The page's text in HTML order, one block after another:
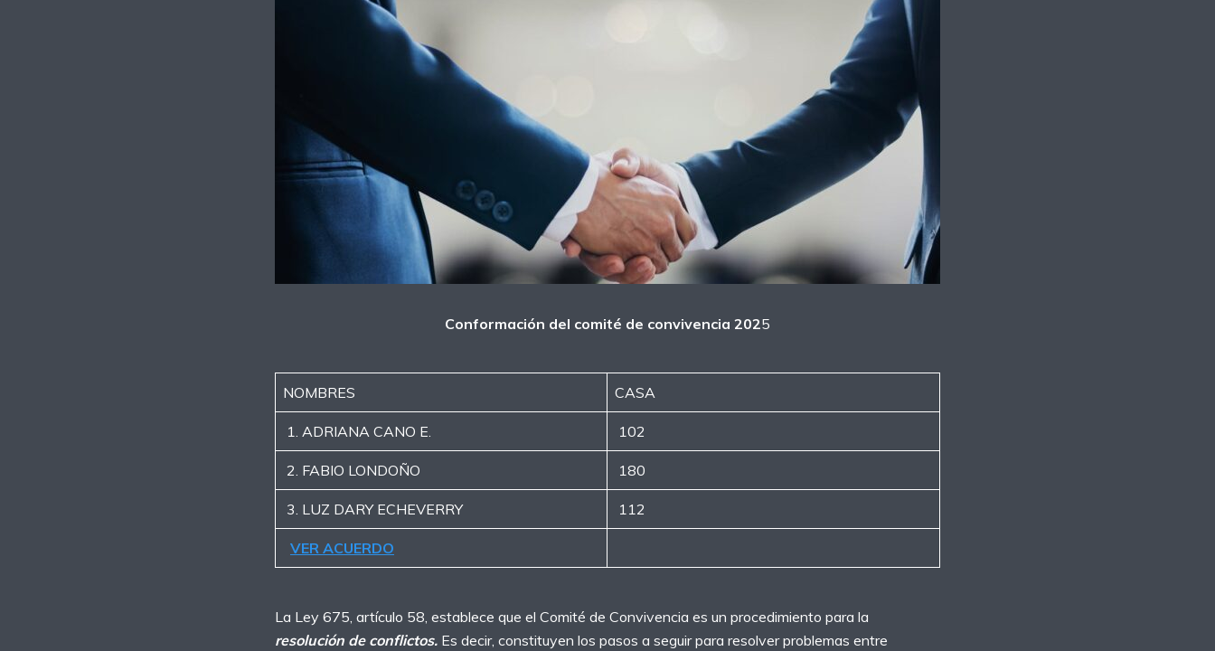
Conformación del comité de convivencia 2025
NOMBRES CASA
1. ADRIANA CANO E. 102
2. FABIO LONDOÑO 180
3. LUZ DARY ECHEVERRY 112
VER ACUERDO
La Ley 675, artículo 58, establece que el Comité de Convivencia es un procedimiento para la
resolución de conflictos. Es decir, constituyen los pasos a seguir para resolver problemas entre